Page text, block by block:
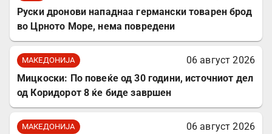
Руски дронови нападнаа германски товарен брод
во Црното Море, нема повредени
МАКЕДОНИЈА
06 август 2026
Мицкоски: По повеќе од 30 години, источниот дел
од Коридорот 8 ќе биде завршен
МАКЕДОНИЈА
06 август 2026